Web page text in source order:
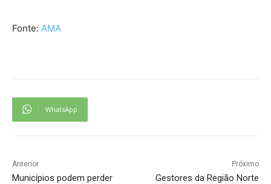
Fonte: AMA
WhatsApp
Anterior
Municípios podem perder
Próximo
Gestores da Região Norte